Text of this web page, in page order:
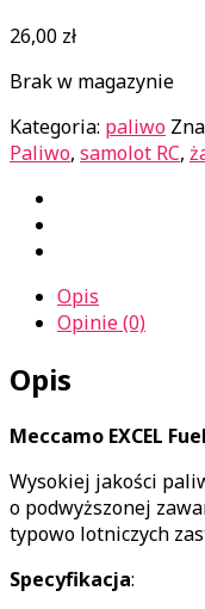
26,00 zł
Brak w magazynie
Kategoria: paliwo
Paliwo, samolot RC,
Opis
Opinie (0)
Opis
Meccamo EXCEL
Wysokiej jakości
o podwyższonej
typowo lotniczych
Specyfikacja: